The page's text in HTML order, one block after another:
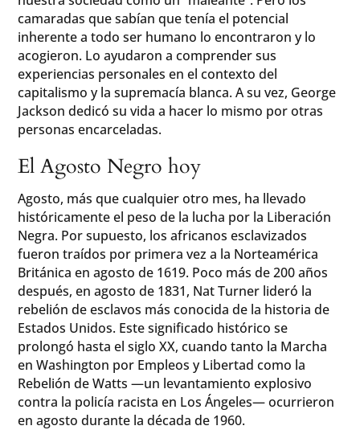
camaradas que sabían que tenía el potencial
inherente a todo ser humano lo encontraron y lo
acogieron. Lo ayudaron a comprender sus
experiencias personales en el contexto del
capitalismo y la supremacía blanca. A su vez, George
Jackson dedicó su vida a hacer lo mismo por otras
personas encarceladas.
El Agosto Negro hoy
Agosto, más que cualquier otro mes, ha llevado
históricamente el peso de la lucha por la Liberación
Negra. Por supuesto, los africanos esclavizados
fueron traídos por primera vez a la Norteamérica
Británica en agosto de 1619. Poco más de 200 años
después, en agosto de 1831, Nat Turner lideró la
rebelión de esclavos más conocida de la historia de
Estados Unidos. Este significado histórico se
prolongó hasta el siglo XX, cuando tanto la Marcha
en Washington por Empleos y Libertad como la
Rebelión de Watts —un levantamiento explosivo
contra la policía racista en Los Ángeles— ocurrieron
en agosto durante la década de 1960.